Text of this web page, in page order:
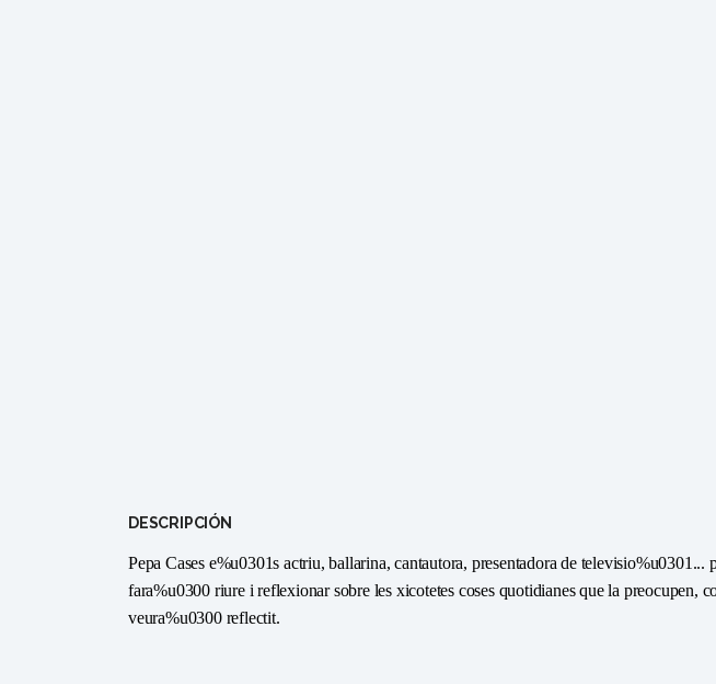
DESCRIPCIÓN
Pepa Cases e%u0301s actriu, ballarina, cantautora, presentadora de
fara%u0300 riure i reflexionar sobre les xicotetes coses quotidianes que la preocupen,
veura%u0300 reflectit.